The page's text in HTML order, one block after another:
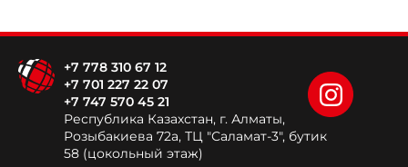
+7 778 310 67 12
+7 701 227 22 07
+7 747 570 45 21
Республика Казахстан, г. Алматы,
Розыбакиева 72а, ТЦ "Саламат-3", бутик
58 (цокольный этаж)